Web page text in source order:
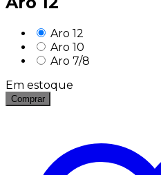
Aro 12
Aro 10
Aro 7/8
Em estoque
Comprar